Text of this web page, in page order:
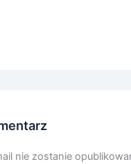
nie zostanie